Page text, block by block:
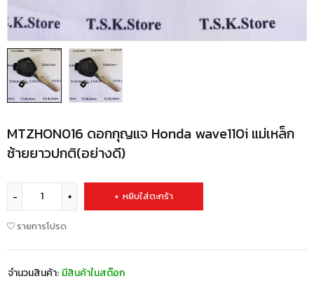
MTZHON016 ดอกกุญแจ Honda wave110i แม่เหล็ก
ซ้ายยาวปกติ(อย่างดี)
หยิบใส่ตะกร้า
รายการโปรด
จำนวนสินค้า: มีสินค้าในสต๊อก